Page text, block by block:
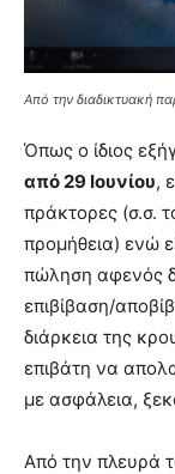
Από την διαδικτυακή
Όπως ο ίδιος
από 29 Ιουνίου,
πράκτορες (σ.σ.
προμήθεια) ενώ
πώληση αφενός
επιβίβαση/
διάρκεια της
επιβάτη να
με ασφάλεια,
Από την πλευρά